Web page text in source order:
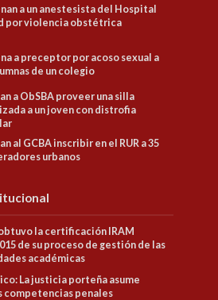
a un anestesista del Hospital
por violencia obstétrica
a preceptor por acoso sexual a
de un colegio
a ObSBA proveer una silla
a un joven con distrofia
al GCBA inscribir en el RUR a 35
urbanos
obtuvo la certificación IRAM
de su proceso de gestión de las
académicas
La justicia porteña asume
competencias penales